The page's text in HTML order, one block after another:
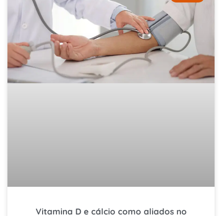
Vitamina D e cálcio como aliados no